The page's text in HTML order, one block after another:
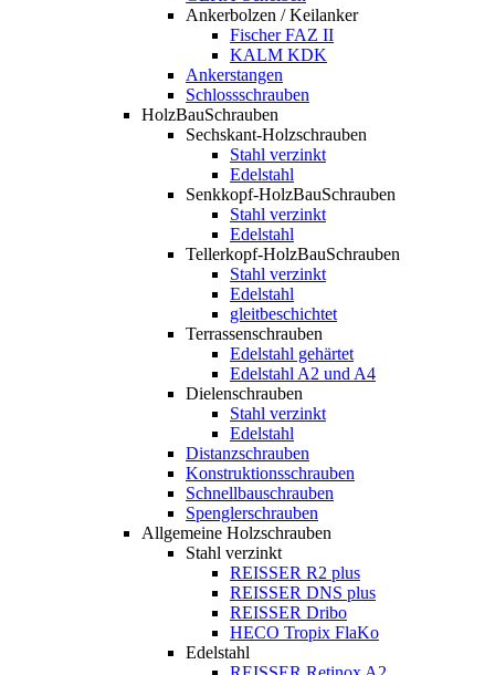
Ankerbolzen / Keilanker
Fischer FAZ II
KALM KDK
Ankerstangen
Schlossschrauben
HolzBauSchrauben
Sechskant-Holzschrauben
Stahl verzinkt
Edelstahl
Senkkopf-HolzBauSchrauben
Stahl verzinkt
Edelstahl
Tellerkopf-HolzBauSchrauben
Stahl verzinkt
Edelstahl
gleitbeschichtet
Terrassenschrauben
Edelstahl gehärtet
Edelstahl A2 und A4
Dielenschrauben
Stahl verzinkt
Edelstahl
Distanzschrauben
Konstruktionsschrauben
Schnellbauschrauben
Spenglerschrauben
Allgemeine Holzschrauben
Stahl verzinkt
REISSER R2 plus
REISSER DNS plus
REISSER Dribo
HECO Tropix FlaKo
Edelstahl